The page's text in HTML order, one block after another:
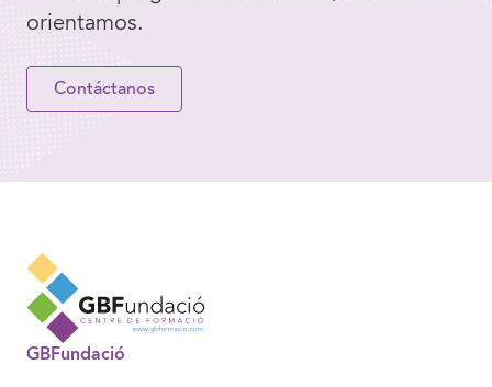
orientamos.
Contáctanos
GBFundació